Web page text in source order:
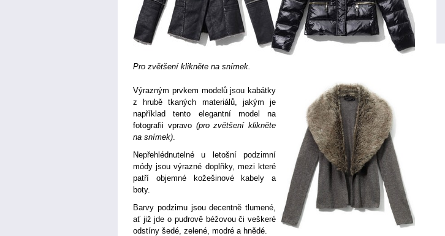
Pro zvětšení klikněte na snímek.
Výrazným prvkem modelů jsou kabátky
z hrubě tkaných materiálů, jakým je
například tento elegantní model na
fotografii vpravo (pro zvětšení klikněte
na snímek).
Nepřehlédnutelné u letošní podzimní
módy jsou výrazné doplňky, mezi které
patří objemné kožešinové kabely a
boty.
Barvy podzimu jsou decentně tlumené,
ať již jde o pudrově béžovou či veškeré
odstíny šedé, zelené, modré a hnědé.